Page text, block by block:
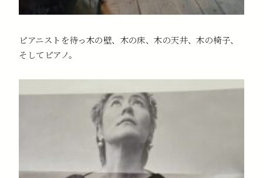
ピアニストを待っ木の壁、木の床、木の天井、木の椅子、
そしてピアノ。